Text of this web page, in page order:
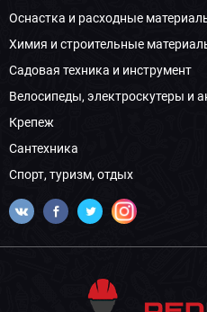
Оснастка и расходные
Химия и строительные
Садовая техника и инструмент
Велосипеды, электроскутеры и
Крепеж
Сантехника
Спорт, туризм, отдых